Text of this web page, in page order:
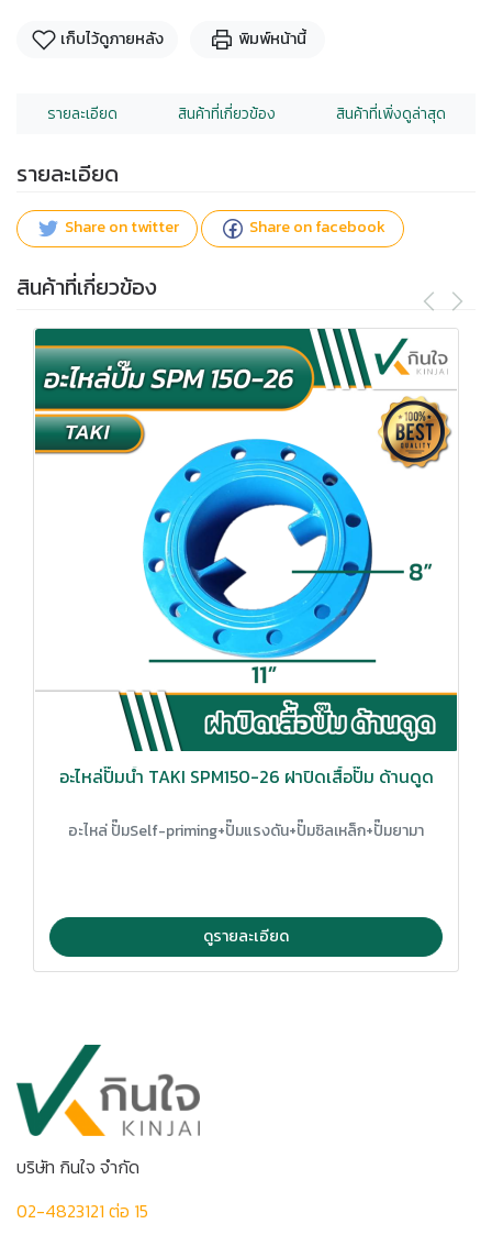
เก็บไว้ดูภายหลัง พิมพ์หน้านี้
รายละเอียด สินค้าที่เกี่ยวข้อง สินค้าที่เพิ่งดูล่าสุด
รายละเอียด
Share on twitter Share on facebook
สินค้าที่เกี่ยวข้อง
อะไหล่ปั๊มน้ำ TAKI SPM150-26 ฝาปิดเสื้อปั๊ม ด้านดูด
อะไหล่ ปั๊มSelf-priming+ปั๊มแรงดัน+ปั๊มซิลเหล็ก+ปั๊มยามา
ดูรายละเอียด
บริษัท กินใจ จำกัด
02-4823121 ต่อ 15